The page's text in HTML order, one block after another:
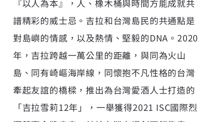
『以人為本』，人、橡木桶與時間方能成就共
譜精彩的威士忌。吉拉和台灣島民的共通點是
對島嶼的情感，以及熱情、堅毅的DNA。2020
年，吉拉跨越一萬公里的距離，與同為火山
島、同有崎嶇海岸線，同懷抱不凡性格的台灣
牽起友誼的橋樑，推出為台灣愛酒人士打造的
「吉拉雪莉12年」，一舉獲得2021 ISC國際烈